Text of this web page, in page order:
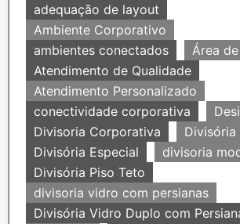
adequação de layout
Ambiente Corporativo
ambientes conectados
Área
Atendimento de Qualidade
Atendimento Personalizado
conectividade corporativa
Divisoria Corporativa
Divisória
Divisória Especial
divisoria
Divisória Piso Teto
divisoria vidro com persianas
Divisória Vidro Duplo com